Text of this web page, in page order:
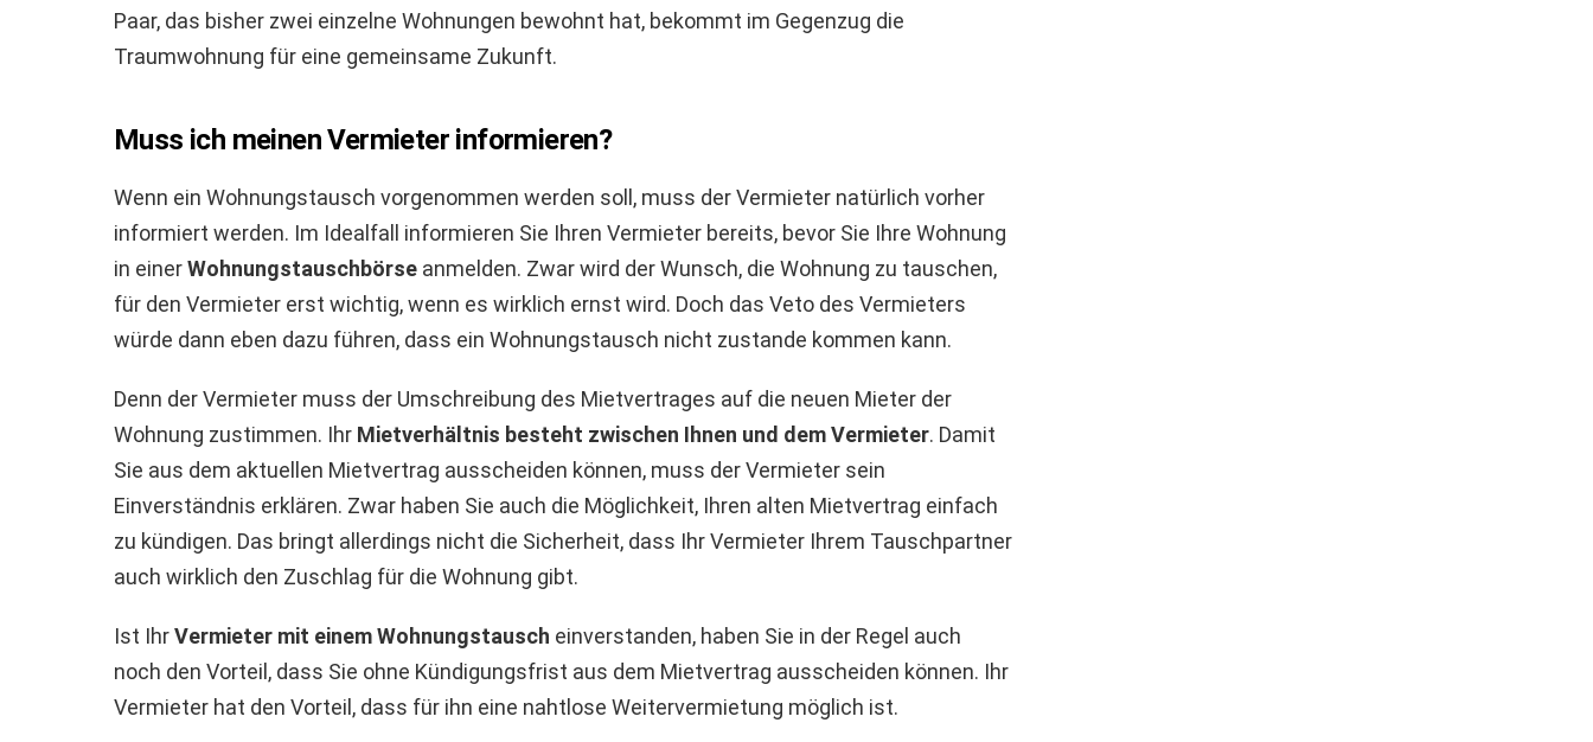
Paar, das bisher zwei einzelne Wohnungen bewohnt hat, bekommt im Gegenzug die
Traumwohnung für eine gemeinsame Zukunft.
Muss ich meinen Vermieter informieren?
Wenn ein Wohnungstausch vorgenommen werden soll, muss der Vermieter natürlich vorher
informiert werden. Im Idealfall informieren Sie Ihren Vermieter bereits, bevor Sie Ihre Wohnung
in einerWohnungstauschbörse anmelden. Zwar wird der Wunsch, die Wohnung zu tauschen,
für den Vermieter erst wichtig, wenn es wirklich ernst wird. Doch das Veto des Vermieters
würde dann eben dazu führen, dass ein Wohnungstausch nicht zustande kommen kann.
Denn der Vermieter muss der Umschreibung des Mietvertrages auf die neuen Mieter der
Wohnung zustimmen. Ihr Mietverhältnis besteht zwischen Ihnen und dem Vermieter. Damit
Sie aus dem aktuellen Mietvertrag ausscheiden können, muss der Vermieter sein
Einverständnis erklären. Zwar haben Sie auch die Möglichkeit, Ihren alten Mietvertrag einfach
zu kündigen. Das bringt allerdings nicht die Sicherheit, dass Ihr Vermieter Ihrem Tauschpartner
auch wirklich den Zuschlag für die Wohnung gibt.
Ist IhrVermieter mit einem Wohnungstausch einverstanden, haben Sie in der Regel auch
noch den Vorteil, dass Sie ohne Kündigungsfrist aus dem Mietvertrag ausscheiden können. Ihr
Vermieter hat den Vorteil, dass für ihn eine nahtlose Weitervermietung möglich ist.